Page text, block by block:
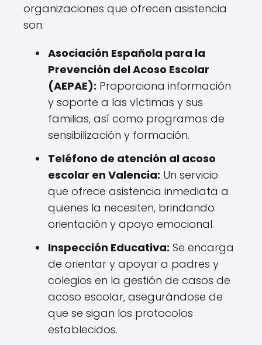
organizaciones que ofrecen asistencia
son:
Asociación Española para la
Prevención del Acoso Escolar
(AEPAE): Proporciona información
y soporte a las víctimas y sus
familias, así como programas de
sensibilización y formación.
Teléfono de atención al acoso
escolar en Valencia: Un servicio
que ofrece asistencia inmediata a
quienes la necesiten, brindando
orientación y apoyo emocional.
Inspección Educativa: Se encarga
de orientar y apoyar a padres y
colegios en la gestión de casos de
acoso escolar, asegurándose de
que se sigan los protocolos
establecidos.